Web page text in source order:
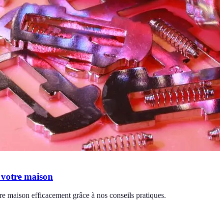
maison
maison efficacement grâce à nos conseils pratiques.